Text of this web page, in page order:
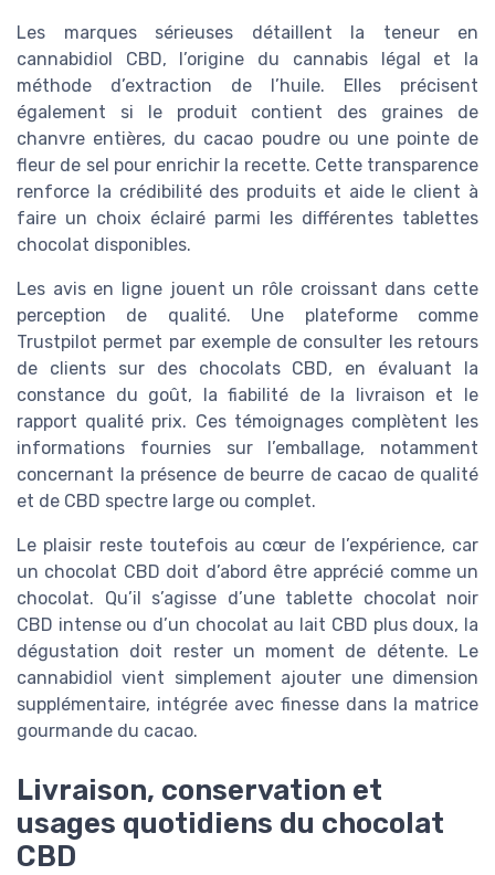
Les marques sérieuses détaillent la teneur en
cannabidiol CBD, l’origine du cannabis légal et la
méthode d’extraction de l’huile. Elles précisent
également si le produit contient des graines de
chanvre entières, du cacao poudre ou une pointe de
fleur de sel pour enrichir la recette. Cette transparence
renforce la crédibilité des produits et aide le client à
faire un choix éclairé parmi les différentes tablettes
chocolat disponibles.
Les avis en ligne jouent un rôle croissant dans cette
perception de qualité. Une plateforme comme
Trustpilot permet par exemple de consulter les retours
de clients sur des chocolats CBD, en évaluant la
constance du goût, la fiabilité de la livraison et le
rapport qualité prix. Ces témoignages complètent les
informations fournies sur l’emballage, notamment
concernant la présence de beurre de cacao de qualité
et de CBD spectre large ou complet.
Le plaisir reste toutefois au cœur de l’expérience, car
un chocolat CBD doit d’abord être apprécié comme un
chocolat. Qu’il s’agisse d’une tablette chocolat noir
CBD intense ou d’un chocolat au lait CBD plus doux, la
dégustation doit rester un moment de détente. Le
cannabidiol vient simplement ajouter une dimension
supplémentaire, intégrée avec finesse dans la matrice
gourmande du cacao.
Livraison, conservation et
usages quotidiens du chocolat
CBD